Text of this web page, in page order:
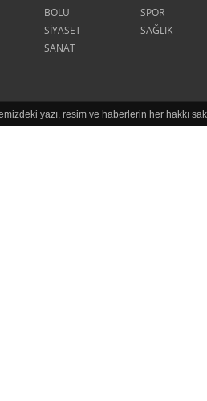
BOLU
SPOR
SİYASET
SAĞLIK
SANAT
yazı, resim ve haberlerin her hakkı